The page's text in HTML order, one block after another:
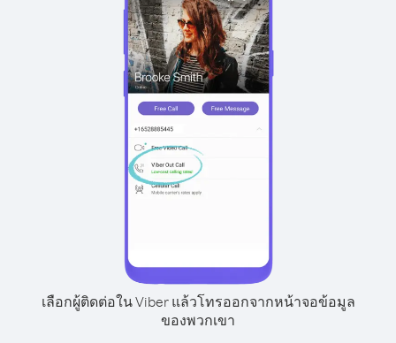
เลือกผู้ติดต่อใน Viber แล้วโทรออกจากหน้าจอข้อมูล
ของพวกเขา